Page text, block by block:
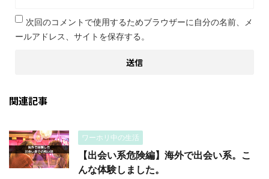
次回のコメントで使用するためブラウザーに自分の名前、メ
ールアドレス、サイトを保存する。
関連記事
ワーホリ中の生活
【出会い系危険編】海外で出会い系。こ
んな体験しました。